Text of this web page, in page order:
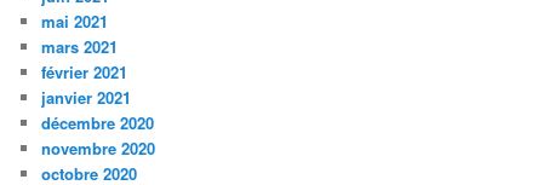
mai 2021
mars 2021
février 2021
janvier 2021
décembre 2020
novembre 2020
octobre 2020